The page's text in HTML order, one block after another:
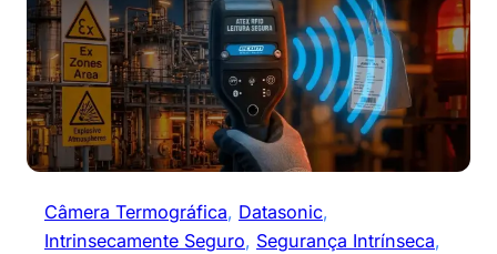
Câmera Termográfica, Datasonic
Intrinsecamente Seguro, Segurança Intrínseca